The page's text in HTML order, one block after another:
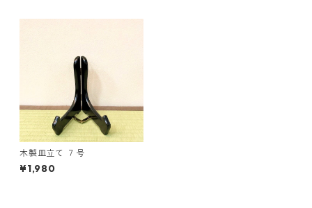
木製皿立て ７号
¥1,980